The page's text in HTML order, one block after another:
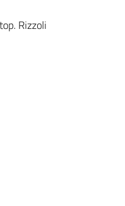
Rizzoli